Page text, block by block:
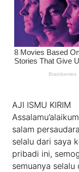
AJI ISMU KIRIM
salam
selalu dari saya
pribadi ini,
semuanya selalu